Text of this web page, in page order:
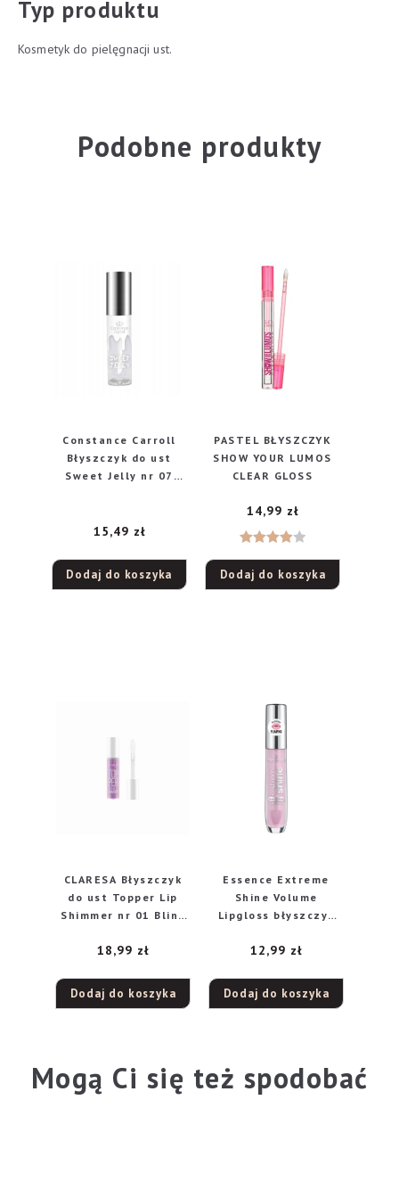
Typ produktu
Kosmetyk do pielęgnacji ust.
Podobne produkty
Constance Carroll
Błyszczyk do ust
Sweet Jelly nr 07
15,49 zł
Dodaj do koszyka
PASTEL BŁYSZCZYK
SHOW YOUR LUMOS
CLEAR GLOSS
4.00na
14,99 zł
Dodaj do koszyka
CLARESA Błyszczyk
do ust Topper Lip
Shimmer nr 01 Blink
18,99 zł
Dodaj do koszyka
Essence Extreme
Shine Volume
Lipgloss błyszczyk
Dreams, 5 ml
12,99 zł
Dodaj do koszyka
Mogą Ci się też spodobać